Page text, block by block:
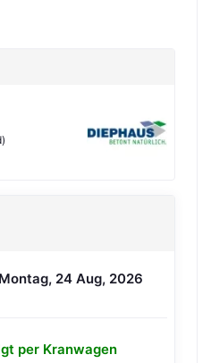
24 Aug, 2026
per Kranwagen